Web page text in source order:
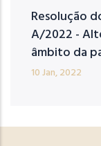
Resolução
A/2022 -
âmbito da
10 Jan, 2022